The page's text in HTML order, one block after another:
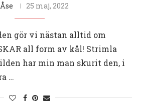
Åse 25 maj, 2022
gör vi nästan alltid om
all form av kål! Strimla
har min man skurit den, i
…